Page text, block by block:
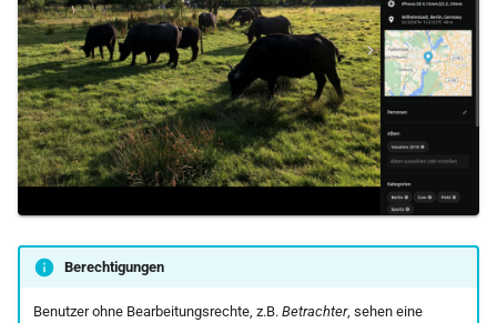
i
t
i
a
l
i
s
Dateibrowser
Gesicht manuell markieren
Gesichter entfernen
Berechtigungen
Benutzer ohne Bearbeitungsrechte, z.B. Betrachter, sehen eine